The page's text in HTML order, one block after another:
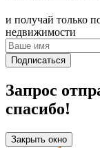
и получай только
недвижимости
Подписаться
Запрос
спасибо!
Закрыть окно